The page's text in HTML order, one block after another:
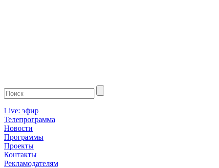
Live: эфир
Телепрограмма
Новости
Программы
Проекты
Контакты
Рекламодателям